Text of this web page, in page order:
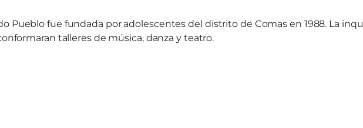
Pueblo fue fundada por adolescentes del distrito de Comas en 1988. La
talleres de música, danza y teatro.